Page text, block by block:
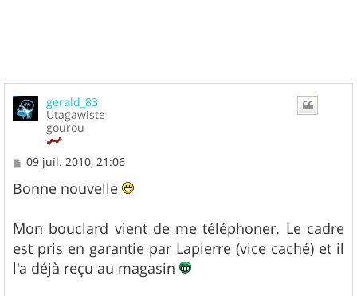
gerald_83
Utagawiste
gourou
M
s
s
g
e
09 juil. 2010, 21:06
Bonne nouvelle
Mon bouclard vient de me téléphoner. Le cadre
est pris en garantie par Lapierre (vice caché) et il
l'a déjà reçu au magasin